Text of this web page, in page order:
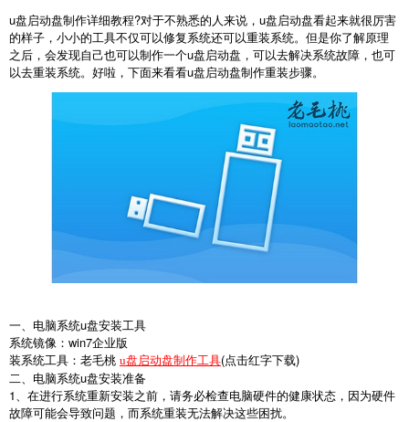
u盘启动盘制作详细教程?对于不熟悉的人来说， u盘启动盘看起来就很厉害
的样子，小小的工具不仅可以修复系统还可以重装系统。但是你了解原理
之后，会发现自己也可以制作一个u盘启动盘，可以去解决系统故障，也可
以去重装系统。好啦，下面来看看u盘启动盘制作重装步骤。
一、电脑系统u盘安装工具
系统镜像： win7企业版
装系统工具：老毛桃 u盘启动盘制作工具(点击红字下载)
二、电脑系统u盘安装准备
1、在进行系统重新安装之前，请务必检查电脑硬件的健康状态，因为硬件
故障可能会导致问题，而系统重装无法解决这些困扰。